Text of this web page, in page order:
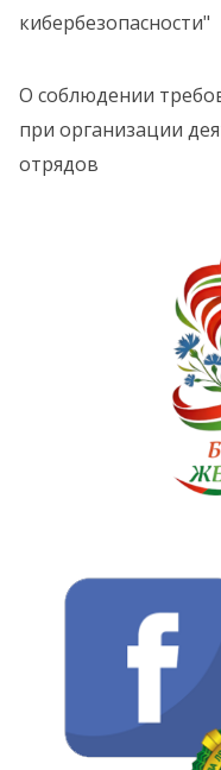
кибербезопасности"
О соблюдении
при организации
отрядов